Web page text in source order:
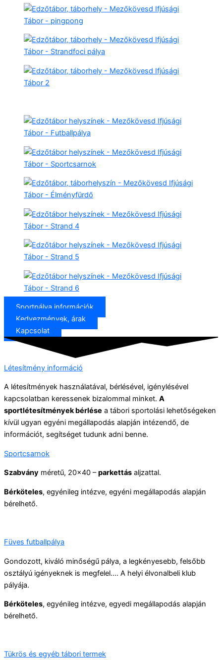
Sportpálya információk
Kedvezmények, árak
Kapcsolat
Létesítmény információ
A létesítmények használatával, bérlésével, igénylésével
kapcsolatban keressenek bizalommal minket. A
sportlétesítmények bérlése a tábori sportolási lehetőségeken
kívül ugyan egyéni megállapodás alapján intézendő, de
információt, segítséget tudunk adni benne.
Sportcsarnok
Szabvány méretű, 20×40 –parkettás aljzattal.
Bérköteles, egyénileg intézve, egyéni megállapodás alapján
bérelhető.
Füves futballpálya
Gondozott, kiváló minőségű pálya, a legkényesebb, felsőbb
osztályú igényeknek is megfelel.... A helyi élvonalbeli klub
pályája.
Bérköteles, egyénileg intézve, egyedi megállapodás alapján
bérelhető.
Tükrös és egyéb tábori termek